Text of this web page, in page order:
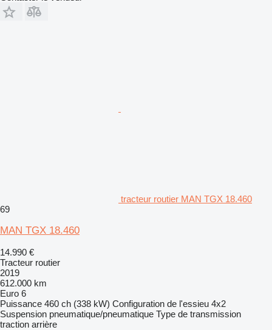
tracteur routier MAN TGX 18.460
69
MAN TGX 18.460
14.990 €
Tracteur routier
2019
612.000 km
Euro 6
Puissance 460 ch (338 kW) Configuration de l'essieu 4x2
Suspension pneumatique/pneumatique Type de transmission
traction arrière